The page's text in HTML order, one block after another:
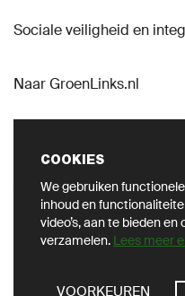
COOKIES
We gebruiken
inhoud en
video’s, aan te bieden
verzamelen. Lees meer
VOORKEUREN
Sociale veiligheid en
Naar GroenLinks.nl
VOLG ONS OP SOCIAL
ZOEKEN